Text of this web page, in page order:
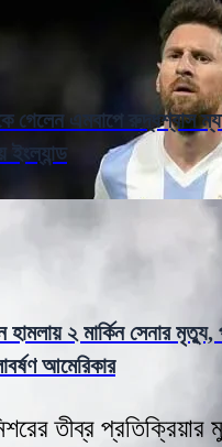
গেলেন এমবাপে রুদ্ধশ্বাস
ইংল্যান্ড
হামলায় ২ মার্কিন সেনার মৃত্যু,
আমেরিকার
তীব্র প্রতিক্রিয়ার